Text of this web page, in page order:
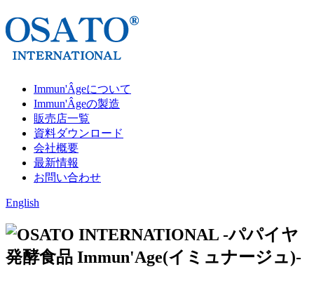
Immun'Âgeについて
Immun'Âgeの製造
販売店一覧
資料ダウンロード
会社概要
最新情報
お問い合わせ
English